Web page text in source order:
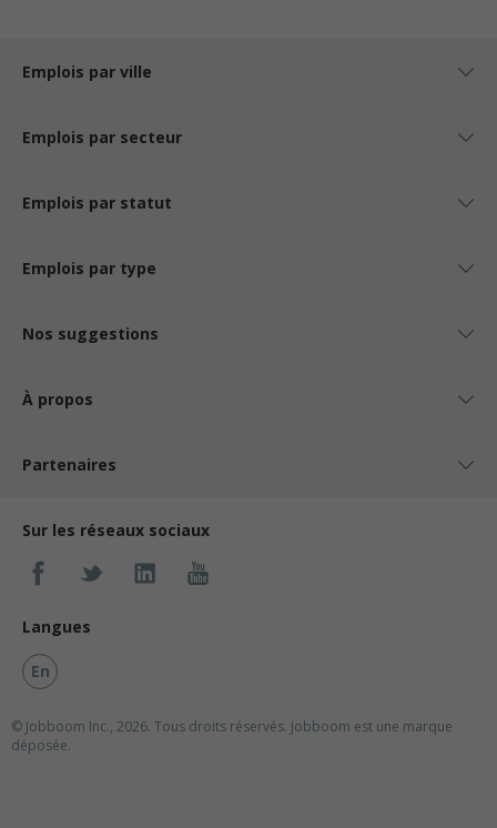
Emplois par ville
Emplois par secteur
Emplois par statut
Emplois par type
Nos suggestions
À propos
Partenaires
Sur les réseaux sociaux
Langues
En
© Jobboom Inc., 2026. Tous droits réservés. Jobboom est une marque
déposée.